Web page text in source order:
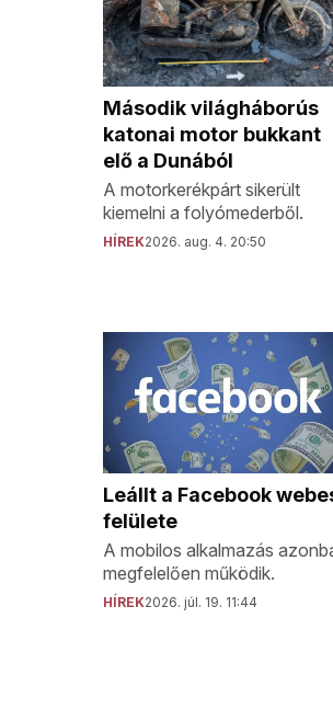
Második világháborús
katonai motor bukkant
elő a Dunából
A motorkerékpárt sikerült
kiemelni a folyómederből.
HÍREK2026. aug. 4. 20:50
Leállt a Facebook
felülete
A mobilos alkalmazás
megfelelően működik.
HÍREK2026. júl. 19. 11:44